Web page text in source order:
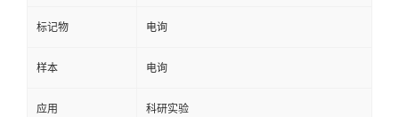
标记物 电询
样本 电询
应用 科研实验